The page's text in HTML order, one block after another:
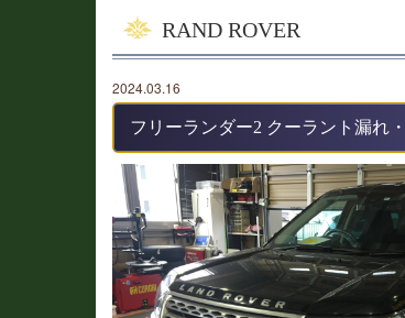
RAND ROVER
2024.03.16
フリーランダー2 クーラント漏れ